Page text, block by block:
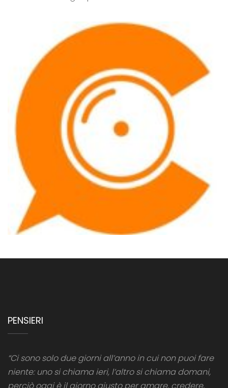
PENSIERI
“Ci sono solo due giorni all’anno in cui non puoi fare
niente: uno si chiama ieri, l’altro si chiama domani,